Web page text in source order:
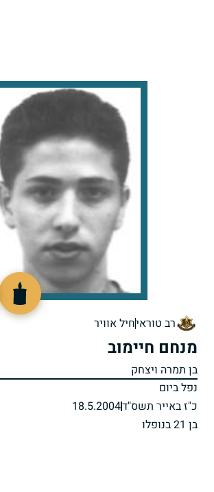
רב טוראיחיל אוויר
מנחם חיימוב
בן תמרה ויצחק
נפל ביום
כ"ז באייר תשס"ד18.5.2004
בן 21 בנופלו